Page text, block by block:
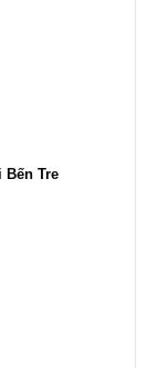
Bến Tre